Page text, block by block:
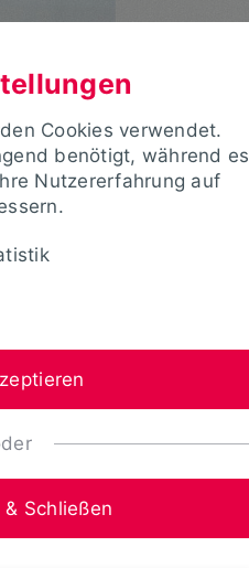
Cookies verwendet.
benötigt, während es
Nutzererfahrung auf
Schließen